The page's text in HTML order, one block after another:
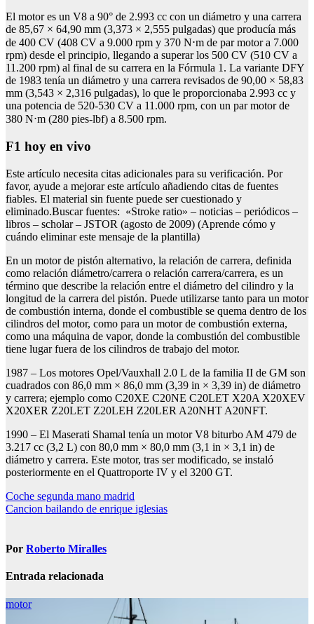
El motor es un V8 a 90° de 2.993 cc con un diámetro y una carrera
de 85,67 × 64,90 mm (3,373 × 2,555 pulgadas) que producía más
de 400 CV (408 CV a 9.000 rpm y 370 N⋅m de par motor a 7.000
rpm) desde el principio, llegando a superar los 500 CV (510 CV a
11.200 rpm) al final de su carrera en la Fórmula 1. La variante DFY
de 1983 tenía un diámetro y una carrera revisados de 90,00 × 58,83
mm (3,543 × 2,316 pulgadas), lo que le proporcionaba 2.993 cc y
una potencia de 520-530 CV a 11.000 rpm, con un par motor de
380 N⋅m (280 pies-lbf) a 8.500 rpm.
f1 hoy en vivo
Este artículo necesita citas adicionales para su verificación. Por
favor, ayude a mejorar este artículo añadiendo citas de fuentes
fiables. El material sin fuente puede ser cuestionado y
eliminado.Buscar fuentes: «Stroke ratio» – noticias – periódicos –
libros – scholar – JSTOR (agosto de 2009) (Aprende cómo y
cuándo eliminar este mensaje de la plantilla)
En un motor de pistón alternativo, la relación de carrera, definida
como relación diámetro/carrera o relación carrera/carrera, es un
término que describe la relación entre el diámetro del cilindro y la
longitud de la carrera del pistón. Puede utilizarse tanto para un motor
de combustión interna, donde el combustible se quema dentro de los
cilindros del motor, como para un motor de combustión externa,
como una máquina de vapor, donde la combustión del combustible
tiene lugar fuera de los cilindros de trabajo del motor.
1987 – Los motores Opel/Vauxhall 2.0 L de la familia II de GM son
cuadrados con 86,0 mm × 86,0 mm (3,39 in × 3,39 in) de diámetro
y carrera; ejemplo como C20XE C20NE C20LET X20A X20XEV
X20XER Z20LET Z20LEH Z20LER A20NHT A20NFT.
1990 – El Maserati Shamal tenía un motor V8 biturbo AM 479 de
3.217 cc (3,2 L) con 80,0 mm × 80,0 mm (3,1 in × 3,1 in) de
diámetro y carrera. Este motor, tras ser modificado, se instaló
posteriormente en el Quattroporte IV y el 3200 GT.
Navegación
de
Coche segunda mano madrid
Cancion bailando de enrique iglesias
Por Roberto Miralles
Entrada relacionada
motor